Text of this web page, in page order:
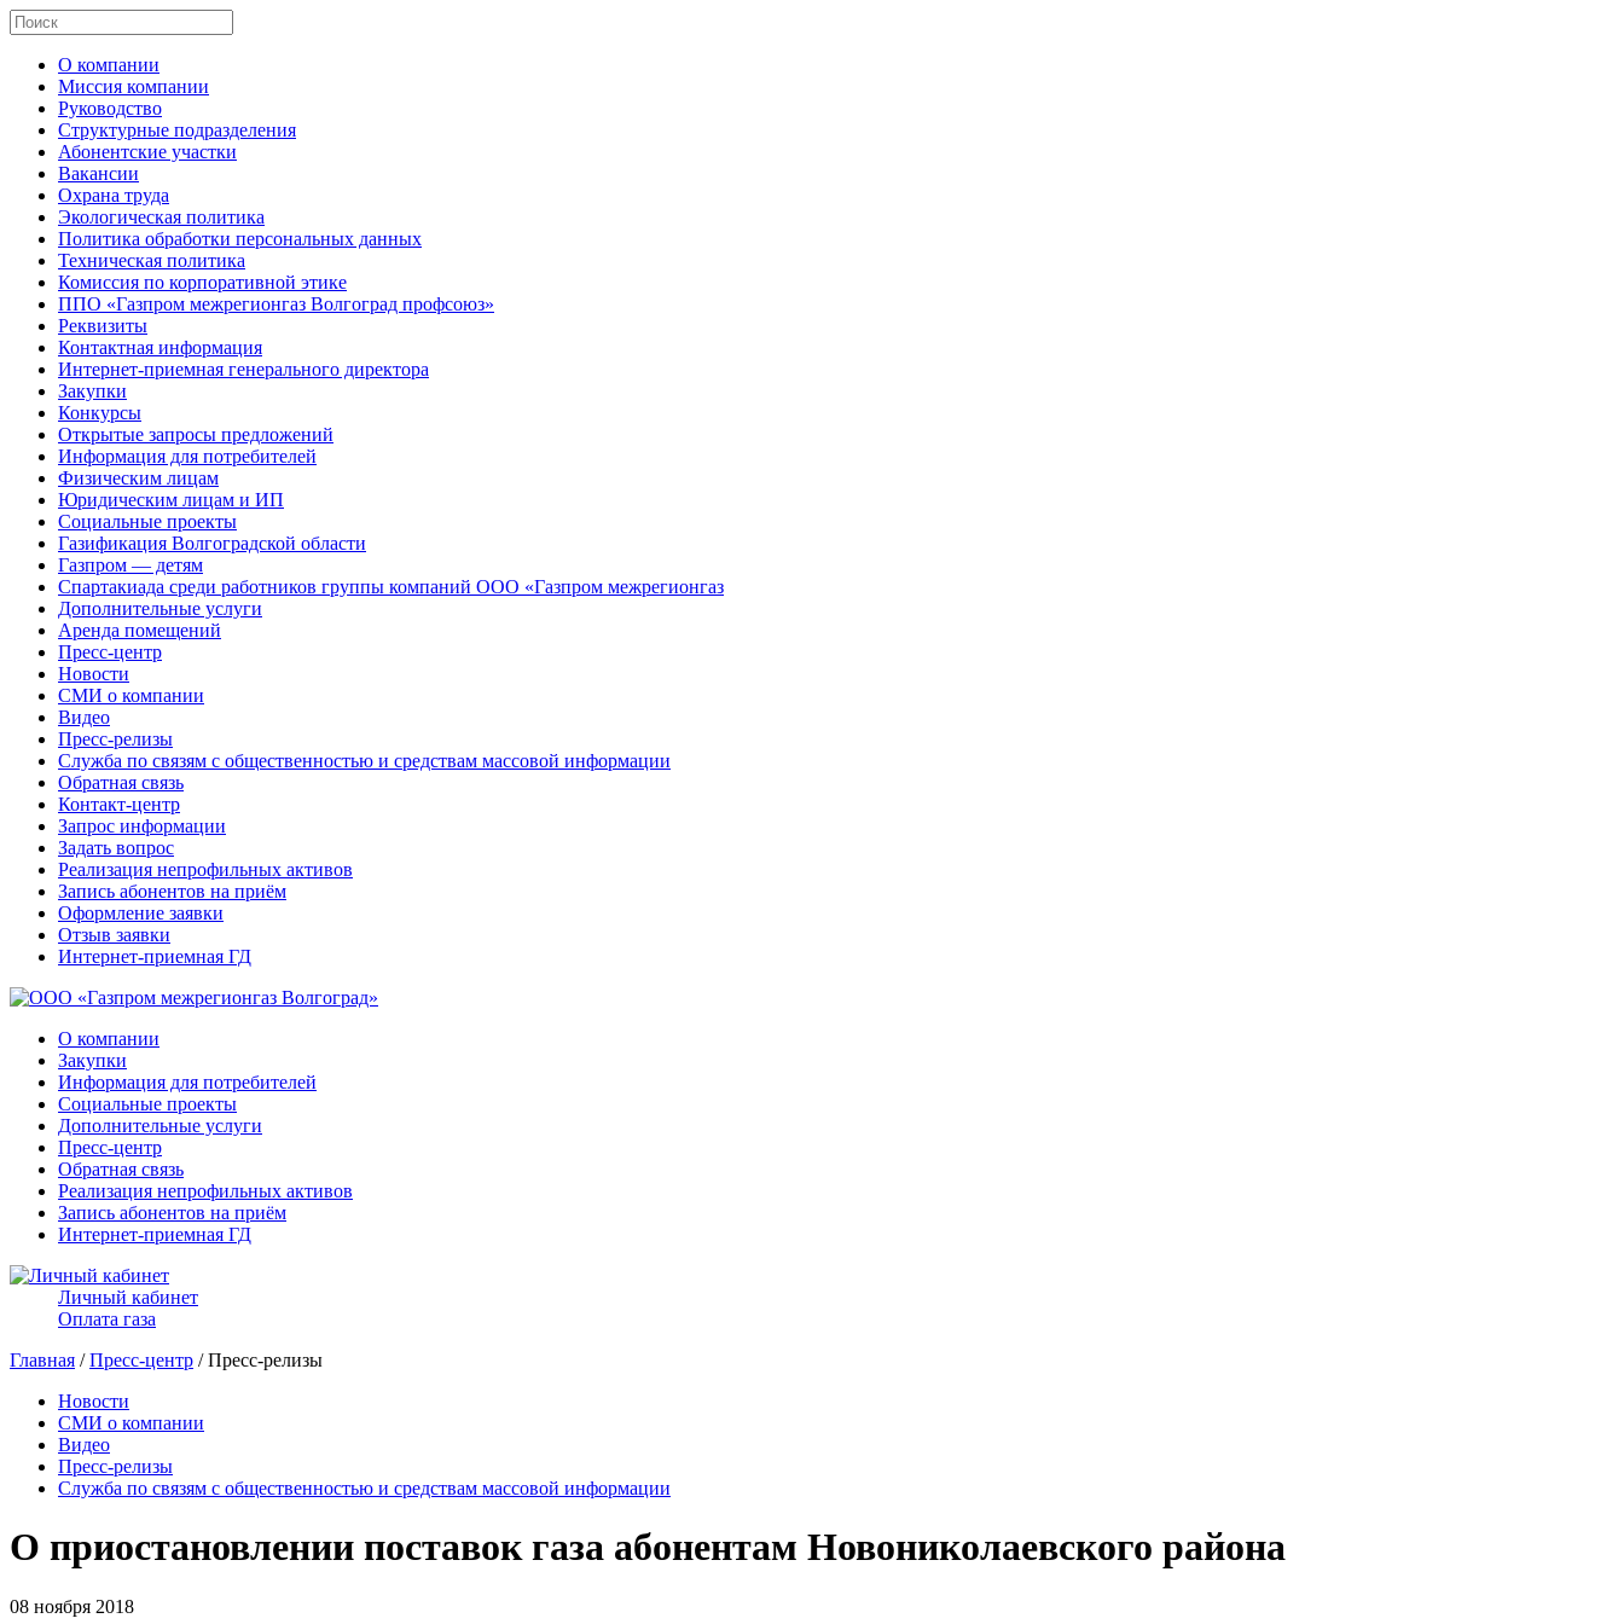
О компании
Миссия компании
Руководство
Структурные подразделения
Абонентские участки
Вакансии
Охрана труда
Экологическая политика
Политика обработки персональных данных
Техническая политика
Комиссия по корпоративной этике
ППО «Газпром межрегионгаз Волгоград профсоюз»
Реквизиты
Контактная информация
Интернет-приемная генерального директора
Закупки
Конкурсы
Открытые запросы предложений
Информация для потребителей
Физическим лицам
Юридическим лицам и ИП
Социальные проекты
Газификация Волгоградской области
Газпром — детям
Спартакиада среди работников группы компаний ООО «Газпром межрегионгаз
Дополнительные услуги
Аренда помещений
Пресс-центр
Новости
СМИ о компании
Видео
Пресс-релизы
Служба по связям с общественностью и средствам массовой информации
Обратная связь
Контакт-центр
Запрос информации
Задать вопрос
Реализация непрофильных активов
Запись абонентов на приём
Оформление заявки
Отзыв заявки
Интернет-приемная ГД
О компании
Закупки
Информация для потребителей
Социальные проекты
Дополнительные услуги
Пресс-центр
Обратная связь
Реализация непрофильных активов
Запись абонентов на приём
Интернет-приемная ГД
Личный кабинет
Оплата газа
Главная /Пресс-центр / Пресс-релизы
Новости
СМИ о компании
Видео
Пресс-релизы
Служба по связям с общественностью и средствам массовой информации
О приостановлении поставок газа абонентам Новониколаевского района
08 ноября 2018